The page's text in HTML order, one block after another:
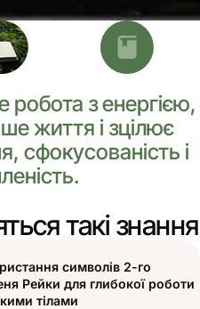
робота з енергією,
життя і зцілює
сфокусованість і
такі знання
символів 2-го
Рейки для глибокої роботи
тілами